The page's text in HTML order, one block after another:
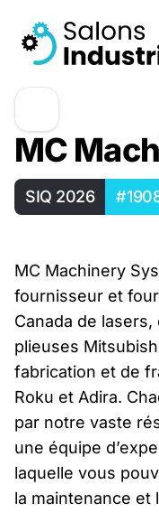
MC
SIQ 2026
MC Machinery
fournisseur et
Canada de
plieuses
fabrication et de
Roku et Adira.
par notre vaste
une équipe
laquelle vous
la maintenance et